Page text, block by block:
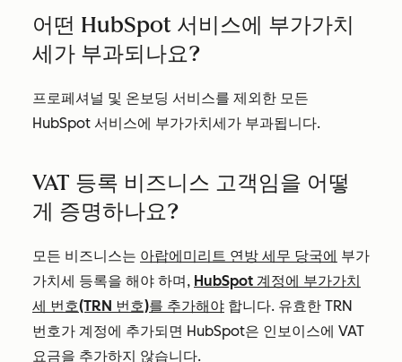
어떤 HubSpot 서비스에 부가가치
세가 부과되나요?
프로페셔널 및 온보딩 서비스를 제외한 모든
HubSpot 서비스에 부가가치세가 부과됩니다.
VAT 등록 비즈니스 고객임을 어떻
게 증명하나요?
모든 비즈니스는 아랍에미리트 연방 세무 당국에 부가
가치세 등록을 해야 하며, HubSpot 계정에 부가가치
세 번호(TRN 번호)를 추가해야 합니다. 유효한 TRN
번호가 계정에 추가되면 HubSpot은 인보이스에 VAT
요금을 추가하지 않습니다.